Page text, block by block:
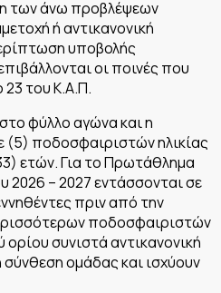
των άνω προβλέψεων
ή αντικανονική
υποβολής
οι ποινές που
του Κ.Α.Π.
φύλλο αγώνα και η
(5) ποδοσφαιριστών ηλικίας
ετών. Για το Πρωτάθλημα
2026 – 2027 εντάσσονται σε
πριν από την
ποδοσφαιριστών
συνιστά αντικανονική
σύνθεση ομάδας και ισχύουν